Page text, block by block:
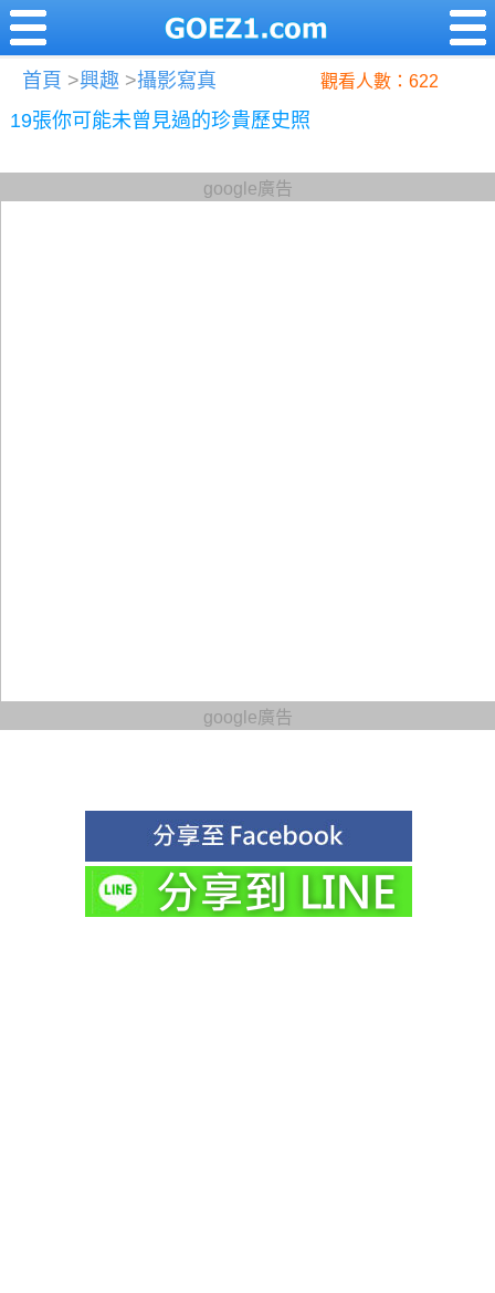
首頁 >興趣 >攝影寫真 觀看人數：622
19張你可能未曾見過的珍貴歷史照
google廣告
google廣告